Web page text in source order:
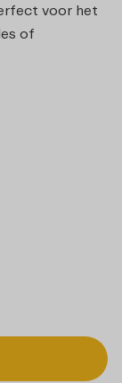
voor het
of